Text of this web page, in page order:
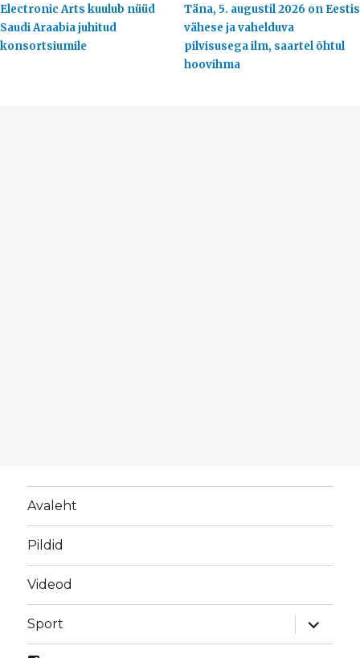
Electronic Arts kuulub nüüd
Saudi Araabia juhitud
konsortsiumile
Täna, 5. augustil 2026 on Eestis
vähese ja vahelduva
pilvisusega ilm, saartel õhtul
hoovihma
Avaleht
Pildid
Videod
Sport
laienda